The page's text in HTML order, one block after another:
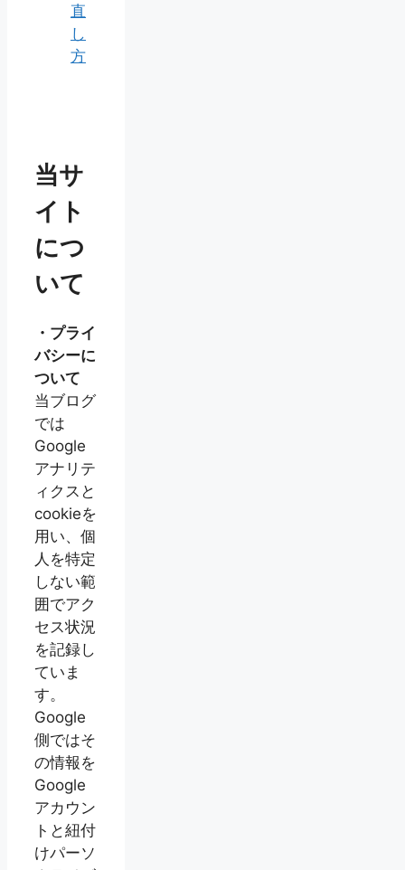
直
し
方
当サ
イト
につ
いて
・プライ
バシーに
ついて
当ブログ
では
Google
アナリテ
ィクスと
cookieを
用い、個
人を特定
しない範
囲でアク
セス状況
を記録し
ていま
す。
Google
側ではそ
の情報を
Google
アカウン
トと紐付
けパーソ